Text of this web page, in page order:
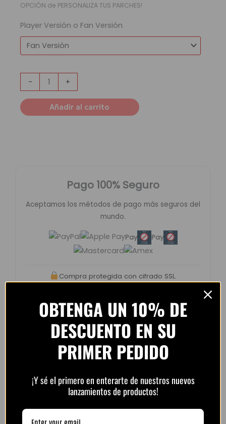
OPCIÓN de PERSONALIZA TUS PARCHES!
Player Versión o Fan Versión
- +
Añadir al carrito
Pago 100% Seguro
Aceptamos los métodos de pago más seguros del
mundo.
Pay Pay
Compra protegida con cifrado SSL.
Opiniones de clientes –
PlayFutbol
opiniones
OBTENGA UN 10% DE
DESCUENTO EN SU
PRIMER PEDIDO
¡Y sé el primero en enterarte de nuestros nuevos
lanzamientos de productos!